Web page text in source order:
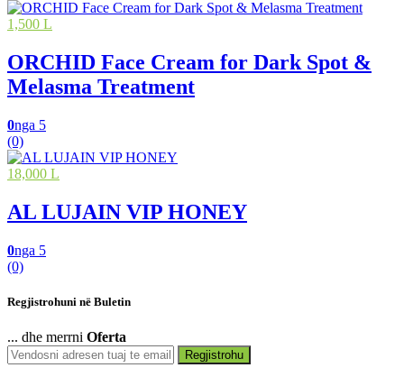
1,500 L
ORCHID Face Cream for Dark Spot &
Melasma Treatment
0nga 5
(0)
18,000 L
AL LUJAIN VIP HONEY
0nga 5
(0)
Regjistrohuni në Buletin
... dhe merrni Oferta
Regjistrohu